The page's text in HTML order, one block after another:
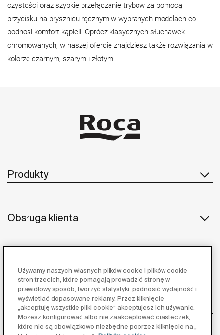
czystości oraz szybkie przełączanie trybów za pomocą
przycisku na prysznicu ręcznym w wybranych modelach co
podnosi komfort kąpieli. Oprócz klasycznych słuchawek
chromowanych, w naszej ofercie znajdziesz także rozwiązania w
kolorze czarnym, szarym i złotym.
Produkty
Obsługa klienta
Inspiracja
Obserwuj nas:
Używamy naszych własnych plików cookie i plików cookie
stron trzecich, które pomagają prowadzić stronę w
prawidłowy sposób, tworzyć statystyki, podnosić wydajność i
wyświetlać dopasowane reklamy. Przez kliknięcie
„akceptuję wszystkie pliki cookie“ akceptujesz ich używanie.
Możesz konfigurować albo nie zaakceptować ciasteczek,
które nie są obowiązkowo niezbędne poprzez kliknięcie na „